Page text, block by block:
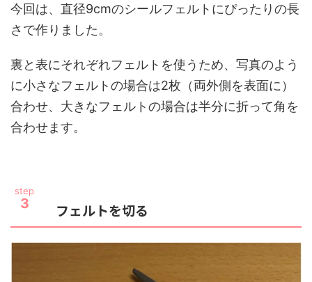
今回は、直径9cmのシールフェルトにぴったりの長
さで作りました。
裏と表にそれぞれフェルトを使うため、写真のよう
に小さなフェルトの場合は2枚（両外側を表面に）
合わせ、大きなフェルトの場合は半分に折って角を
合わせます。
step
3 フェルトを切る